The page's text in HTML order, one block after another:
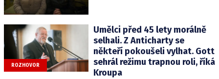
ROZHOVOR
Umělci před 45 lety morálně
selhali. Z Anticharty se
někteří pokoušeli vylhat. Gott
sehrál režimu trapnou roli, říká
Kroupa